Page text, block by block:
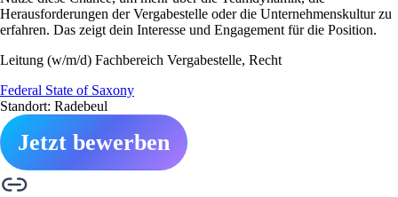
Herausforderungen der Vergabestelle oder die Unternehmenskultur zu
erfahren. Das zeigt dein Interesse und Engagement für die Position.
Leitung (w/m/d) Fachbereich Vergabestelle, Recht
Federal State of Saxony
Standort: Radebeul
Jetzt bewerben